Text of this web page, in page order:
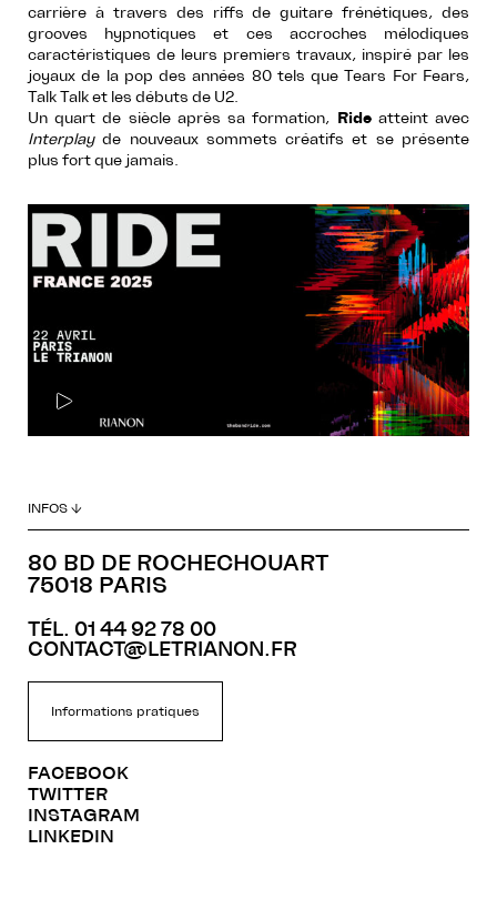
carrière à travers des riffs de guitare frénétiques, des
grooves hypnotiques et ces accroches mélodiques
caractéristiques de leurs premiers travaux, inspiré par les
joyaux de la pop des années 80 tels que Tears For Fears,
Talk Talk et les débuts de U2.
Un quart de siècle après sa formation, Rideatteint avec
Interplayde nouveaux sommets créatifs et se présente
plus fort que jamais.
INFOS ↓
80 BD DE ROCHECHOUART
75018 PARIS
TÉL. 01 44 92 78 00
CONTACT@LETRIANON.FR
Informations pratiques
FACEBOOK
TWITTER
INSTAGRAM
LINKEDIN